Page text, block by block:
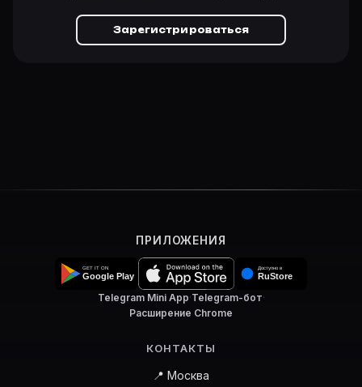
Зарегистрироваться
ПРИЛОЖЕНИЯ
Telegram Mini App·Telegram-бот·
Расширение Chrome
КОНТАКТЫ
📍 Москва